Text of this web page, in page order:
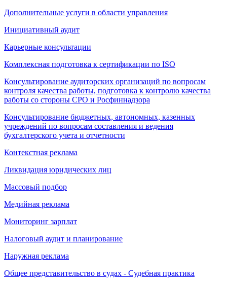
Дополнительные услуги в области управления
Инициативный аудит
Карьерные консультации
Комплексная подготовка к сертификации по ISO
Консультирование аудиторских организаций по вопросам
контроля качества работы, подготовка к контролю качества
работы со стороны СРО и Росфиннадзора
Консультирование бюджетных, автономных, казенных
учреждений по вопросам составления и ведения
бухгалтерского учета и отчетности
Контекстная реклама
Ликвидация юридических лиц
Массовый подбор
Медийная реклама
Мониторинг зарплат
Налоговый аудит и планирование
Наружная реклама
Общее представительство в судах - Судебная практика